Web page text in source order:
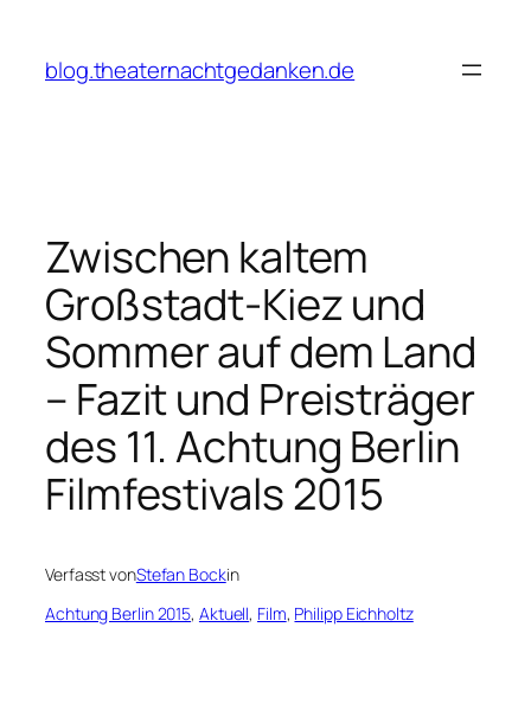
springen
blog.theaternachtgedanken.de
Zwischen kaltem
Großstadt-Kiez und
Sommer auf dem Land
– Fazit und Preisträger
des 11. Achtung Berlin
Filmfestivals 2015
Verfasst vonStefan Bockin
Achtung Berlin 2015, Aktuell, Film, Philipp Eichholtz